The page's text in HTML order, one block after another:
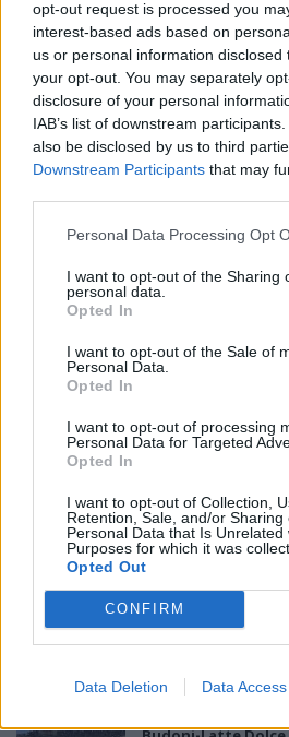
opt-out request is processed you
interest-based ads based on
us or personal information
your opt-out. You may separately
disclosure of your personal
IAB’s list of downstream
also be disclosed by us to third
Downstream Participants that may
Personal Data Processing Opt
I want to opt-out of the Sharing
personal data.
Opted In
I want to opt-out of the Sale of
Personal Data.
Opted In
I want to opt-out of processing
Personal Data for Targeted
Opted In
I want to opt-out of Collection,
Retention, Sale, and/or Sharing
Personal Data that Is Unrelated
Purposes for which it was
Opted Out
CONFIRM
Data Deletion Data Access
Manuel Rinino e
6 Ago 2026
Le 5 sarde ancora
laziali, 4 campane e
Venafro
6 Ago 2026
L'Ossese si prepara
Cabrera, Tesio,
giovani tra i…